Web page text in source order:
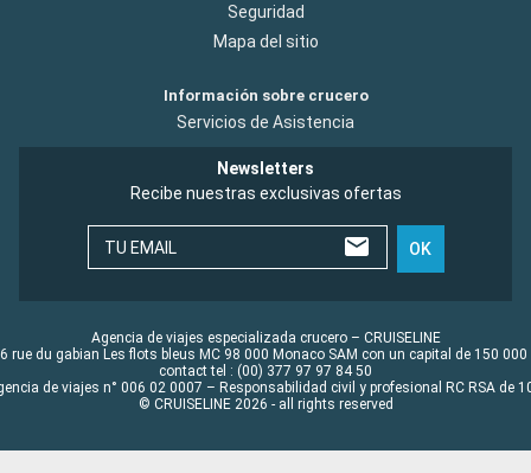
Seguridad
Mapa del sitio
Información sobre crucero
Servicios de Asistencia
Newsletters
Recibe nuestras exclusivas ofertas
TU EMAIL OK
Agencia de viajes especializada crucero – CRUISELINE
rue du gabian Les flots bleus MC 98 000 Monaco SAM con un capital de 150 000
contact tel : (00) 377 97 97 84 50
de viajes n° 006 02 0007 – Responsabilidad civil y profesional RC RSA de
© CRUISELINE 2026 - all rights reserved